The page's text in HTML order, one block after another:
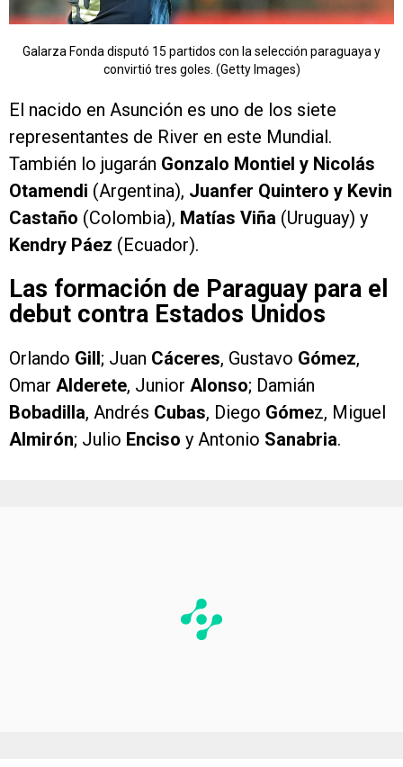
Galarza Fonda disputó 15 partidos con la selección paraguaya y
convirtió tres goles. (Getty Images)
El nacido en Asunción es uno de los siete
representantes de River en este Mundial.
También lo jugarán Gonzalo Montiel y Nicolás
Otamendi (Argentina), Juanfer Quintero y Kevin
Castaño (Colombia), Matías Viña (Uruguay) y
Kendry Páez (Ecuador).
Las formación de Paraguay para el
debut contra Estados Unidos
Orlando Gill; Juan Cáceres, Gustavo Gómez,
Omar Alderete, Junior Alonso; Damián
Bobadilla, Andrés Cubas, Diego Gómez, Miguel
Almirón; Julio Enciso y Antonio Sanabria.